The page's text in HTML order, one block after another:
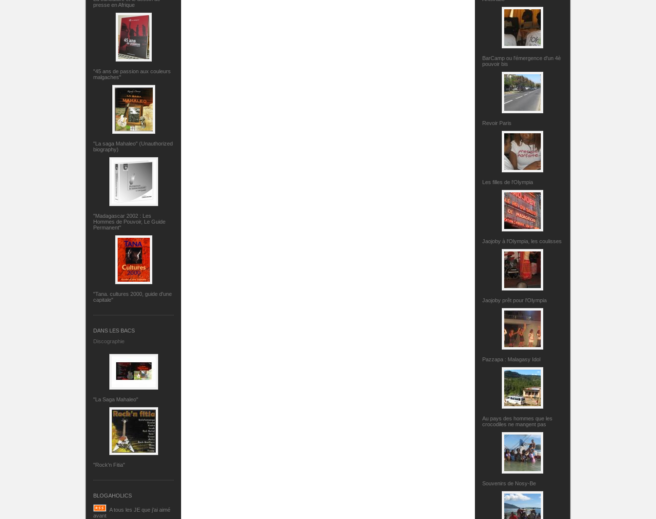
presse en Afrique
"45 ans de passion aux couleurs
malgaches"
"La saga Mahaleo" (Unauthorized
biography)
"Madagascar 2002 : Les
Hommes de Pouvoir, Le Guide
Permanent"
"Tana. cultures 2000, guide d'une
capitale"
DANS LES BACS
Discographie
"La Saga Mahaleo"
"Rock'n Fitia"
BLOGAHOLICS
A tous les JE que j'ai aimé
avant
BarCamp ou l'émergence d'un 4è
pouvoir bis
Revoir Paris
Les filles de l'Olympia
Jaojoby à l'Olympia, les coulisses
Jaojoby prêt pour l'Olympia
Pazzapa : Malagasy Idol
Au pays des hommes que les
crocodiles ne mangent pas
Souvenirs de Nosy-Be